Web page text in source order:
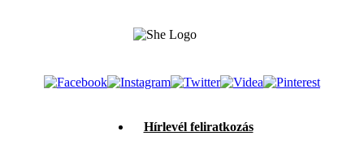
Hírlevél feliratkozás